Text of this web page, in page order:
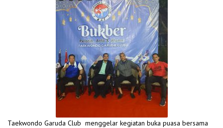
Taekwondo Garuda Club menggelar kegiatan buka puasa bersama